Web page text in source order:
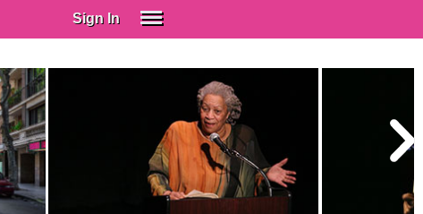
Sign In
Spanish (Spain)
Spanish (Latino)
SUBSCRIBE
EDUCATIONAL LICENSES